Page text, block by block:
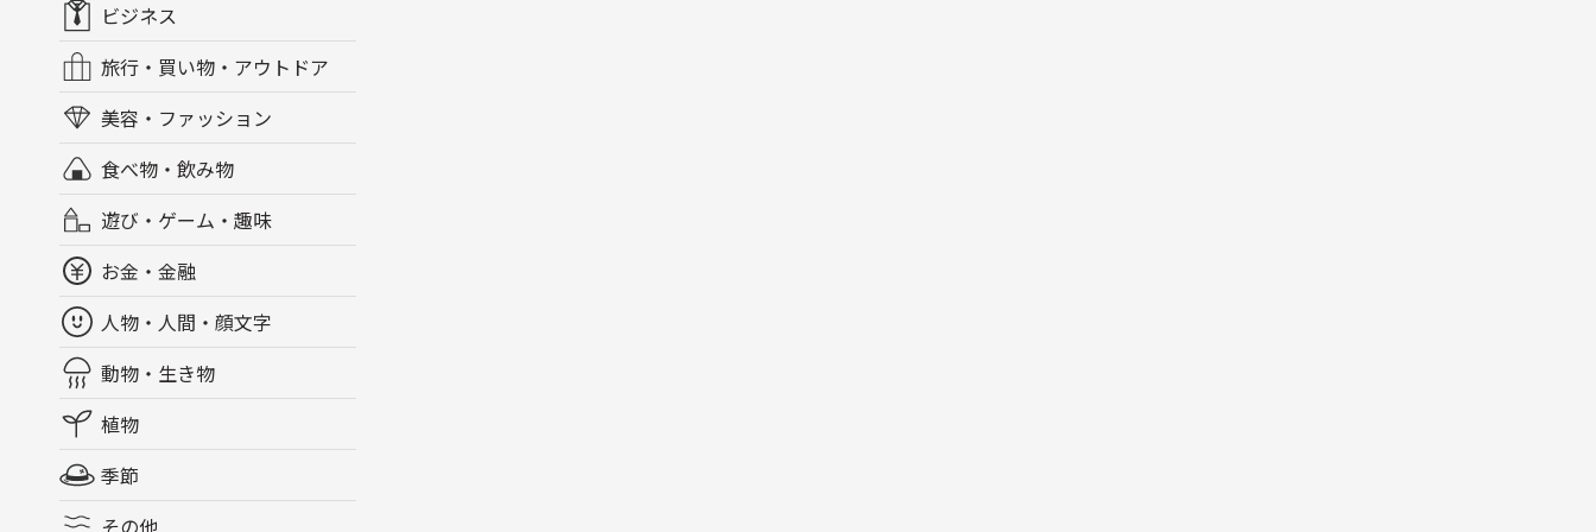
ビジネス
旅行・買い物・アウトドア
美容・ファッション
食べ物・飲み物
遊び・ゲーム・趣味
お金・金融
人物・人間・顔文字
動物・生き物
植物
季節
その他